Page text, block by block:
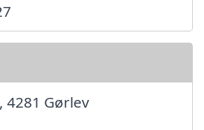
4281 Gørlev